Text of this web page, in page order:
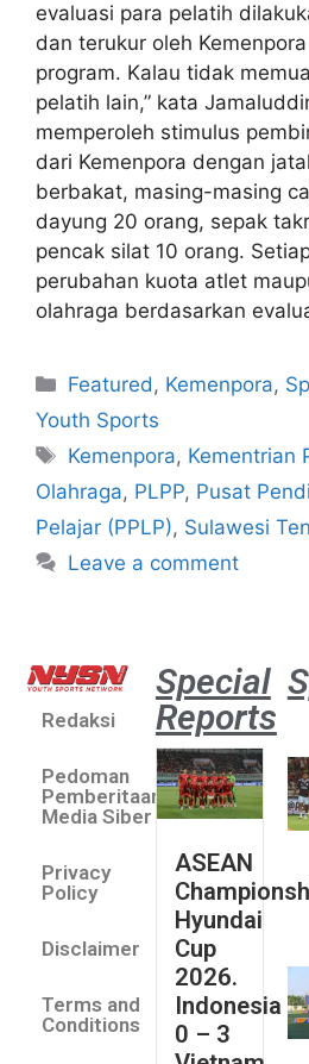
evaluasi para pelatih
dan terukur oleh
program. Kalau tidak
pelatih lain,” kata
memperoleh stimulus
dari Kemenpora dengan
berbakat, masing-masing
dayung 20 orang, sepak
pencak silat 10 orang.
perubahan kuota atlet
olahraga berdasarkan
Featured, Kemenpora,
Youth Sports
Kemenpora, Kementrian
Olahraga, PLPP, Pusat
Pelajar (PPLP), Sulawesi
Leave a comment
Redaksi
Pedoman
Pemberitaan
Media Siber
Privacy
Policy
Disclaimer
Terms and
Conditions
Special
Reports
ASEAN
Hyundai
Cup
2026.
Indonesia
0 – 3